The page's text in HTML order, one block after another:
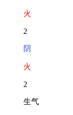
火
2
阴
火
2
生气